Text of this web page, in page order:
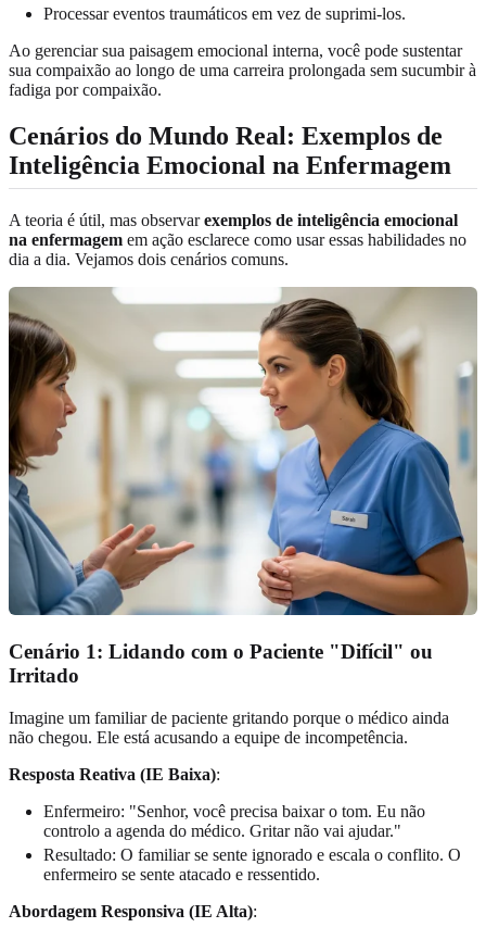
Processar eventos traumáticos em vez de suprimi-los.
Ao gerenciar sua paisagem emocional interna, você pode sustentar
sua compaixão ao longo de uma carreira prolongada sem sucumbir à
fadiga por compaixão.
Cenários do Mundo Real: Exemplos de
Inteligência Emocional na Enfermagem
A teoria é útil, mas observarexemplos de inteligência emocional
na enfermagem em ação esclarece como usar essas habilidades no
dia a dia. Vejamos dois cenários comuns.
Cenário 1: Lidando com o Paciente "Difícil" ou
Irritado
Imagine um familiar de paciente gritando porque o médico ainda
não chegou. Ele está acusando a equipe de incompetência.
Resposta Reativa (IE Baixa):
Enfermeiro: "Senhor, você precisa baixar o tom. Eu não
controlo a agenda do médico. Gritar não vai ajudar."
Resultado: O familiar se sente ignorado e escala o conflito. O
enfermeiro se sente atacado e ressentido.
Abordagem Responsiva (IE Alta):